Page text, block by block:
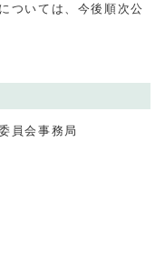
ついては、今後順次公
員会事務局